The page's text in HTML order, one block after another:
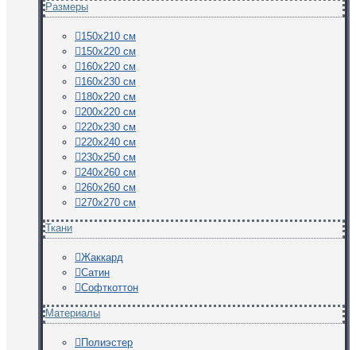
Размеры
150х210 см
150х220 см
160х220 см
160х230 см
180х220 см
200х220 см
220х230 см
220х240 см
230х250 см
240х260 см
260х260 см
270х270 см
Ткани
Жаккард
Сатин
Софткоттон
Материалы
Полиэстер